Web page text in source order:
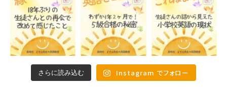
さらに読み込む Instagram でフォロー